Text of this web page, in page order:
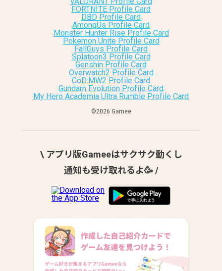
FORTNITE Profile Card
DBD Profile Card
AmongUs Profile Card
Monster Hunter Rise Profile Card
Pokemon Unite Profile Card
FallGuys Profile Card
Splatoon3 Profile Card
Genshin Profile Card
Overwatch2 Profile Card
CoD:MW2 Profile Card
Gundam Evolution Profile Card
My Hero Academia Ultra Rumble Profile Card
©︎2026 Gamee
\ アプリ版Gameeはサクサク動くし
通知も受け取れるよ🥳 /